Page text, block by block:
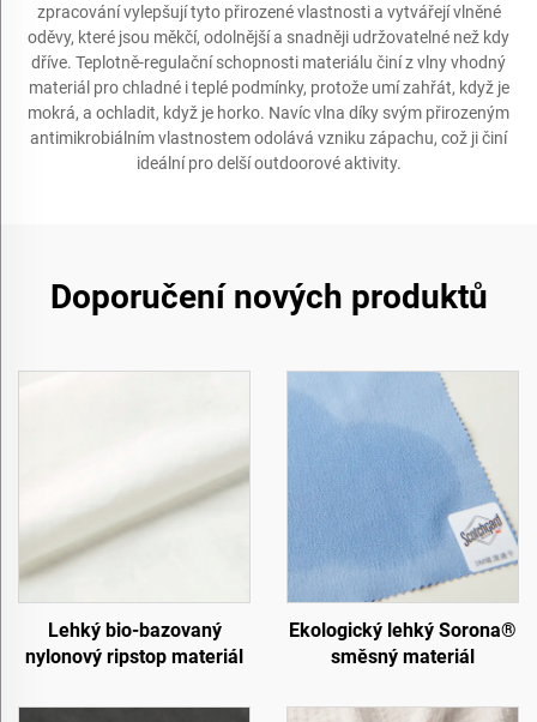
zpracování vylepšují tyto přirozené vlastnosti a vytvářejí vlněné
oděvy, které jsou měkčí, odolnější a snadněji udržovatelné než kdy
dříve. Teplotně-regulační schopnosti materiálu činí z vlny vhodný
materiál pro chladné i teplé podmínky, protože umí zahřát, když je
mokrá, a ochladit, když je horko. Navíc vlna díky svým přirozeným
antimikrobiálním vlastnostem odolává vzniku zápachu, což ji činí
ideální pro delší outdoorové aktivity.
Doporučení nových produktů
Lehký bio-bazovaný
nylonový ripstop materiál
Ekologický lehký Sorona®
směsný materiál